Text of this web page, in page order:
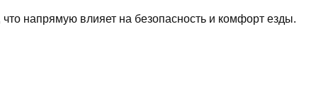
напрямую влияет на безопасность и комфорт езды.